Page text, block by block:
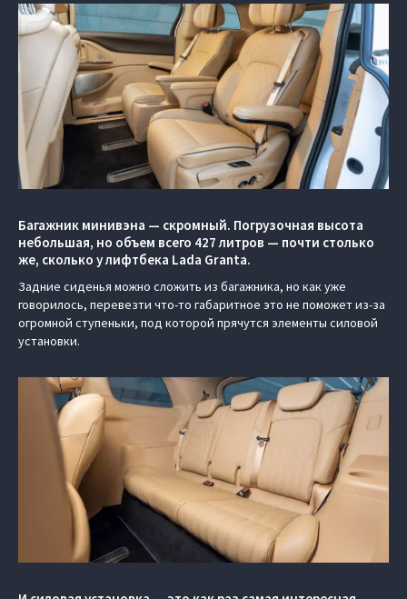
Багажник минивэна — скромный. Погрузочная высота
небольшая, но объем всего 427 литров — почти столько
же, сколько у лифтбека Lada Granta.
Задние сиденья можно сложить из багажника, но как уже
говорилось, перевезти что-то габаритное это не поможет из-за
огромной ступеньки, под которой прячутся элементы силовой
установки.